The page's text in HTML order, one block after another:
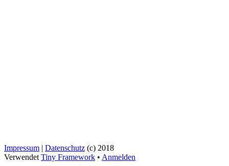
Impressum | Datenschutz (c) 2018
Verwendet Tiny Framework • Anmelden